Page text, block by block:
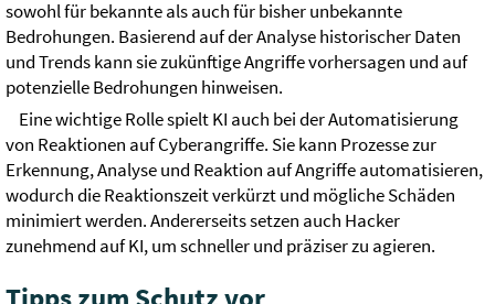
sowohl für bekannte als auch für bisher unbekannte
Bedrohungen. Basierend auf der Analyse historischer Daten
und Trends kann sie zukünftige Angriffe vorhersagen und auf
potenzielle Bedrohungen hinweisen.
Eine wichtige Rolle spielt KI auch bei der Automatisierung
von Reaktionen auf Cyberangriffe. Sie kann Prozesse zur
Erkennung, Analyse und Reaktion auf Angriffe automatisieren,
wodurch die Reaktionszeit verkürzt und mögliche Schäden
minimiert werden. Andererseits setzen auch Hacker
zunehmend auf KI, um schneller und präziser zu agieren.